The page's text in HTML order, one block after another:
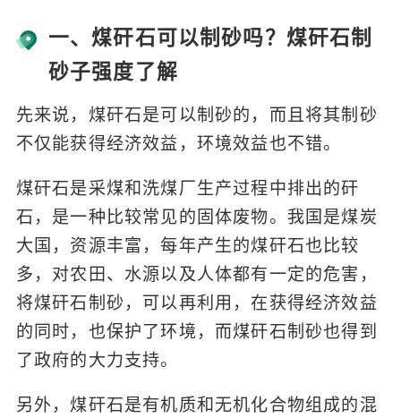
一、煤矸石可以制砂吗？煤矸石制
砂子强度了解
先来说，煤矸石是可以制砂的，而且将其制砂
不仅能获得经济效益，环境效益也不错。
煤矸石是采煤和洗煤厂生产过程中排出的矸
石，是一种比较常见的固体废物。我国是煤炭
大国，资源丰富，每年产生的煤矸石也比较
多，对农田、水源以及人体都有一定的危害，
将煤矸石制砂，可以再利用，在获得经济效益
的同时，也保护了环境，而煤矸石制砂也得到
了政府的大力支持。
另外，煤矸石是有机质和无机化合物组成的混